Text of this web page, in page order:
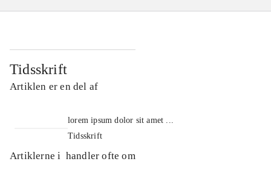
Tidsskrift
Artiklen er en del af
lorem ipsum dolor sit amet ...
Tidsskrift
Artiklerne i handler ofte om